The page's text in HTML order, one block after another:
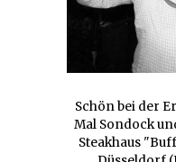
Schön bei der
Mal Sondock
Steakhaus